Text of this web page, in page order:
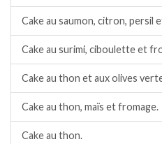
Cake au saumon, citron, persil
Cake au surimi, ciboulette et
Cake au thon et aux olives
Cake au thon, maïs et fromage.
Cake au thon.